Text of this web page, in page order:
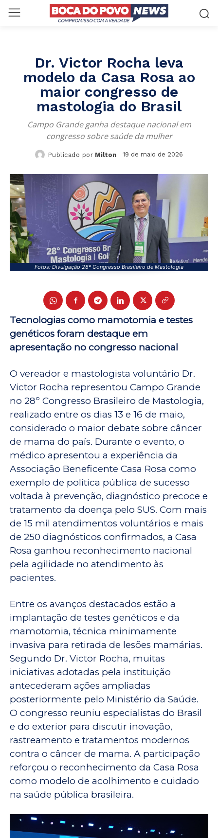
Dr. Victor Rocha leva
modelo da Casa Rosa ao
maior congresso de
mastologia do Brasil
Campo Grande ganha destaque nacional em
congresso sobre saúde da mulher
Publicado por Milton 19 de maio de 2026
Fotos: Divulgação 28º Congresso Brasileiro de Mastologia
Tecnologias como mamotomia e testes
genéticos foram destaque em
apresentação no congresso nacional
O vereador e mastologista voluntário Dr.
Victor Rocha representou Campo Grande
no 28º Congresso Brasileiro de Mastologia,
realizado entre os dias 13 e 16 de maio,
considerado o maior debate sobre câncer
de mama do país. Durante o evento, o
médico apresentou a experiência da
Associação Beneficente Casa Rosa como
exemplo de política pública de sucesso
voltada à prevenção, diagnóstico precoce e
tratamento da doença pelo SUS. Com mais
de 15 mil atendimentos voluntários e mais
de 250 diagnósticos confirmados, a Casa
Rosa ganhou reconhecimento nacional
pela agilidade no atendimento às
pacientes.
Entre os avanços destacados estão a
implantação de testes genéticos e da
mamotomia, técnica minimamente
invasiva para retirada de lesões mamárias.
Segundo Dr. Victor Rocha, muitas
iniciativas adotadas pela instituição
antecederam ações ampliadas
posteriormente pelo Ministério da Saúde.
O congresso reuniu especialistas do Brasil
e do exterior para discutir inovação,
rastreamento e tratamentos modernos
contra o câncer de mama. A participação
reforçou o reconhecimento da Casa Rosa
como modelo de acolhimento e cuidado
na saúde pública brasileira.